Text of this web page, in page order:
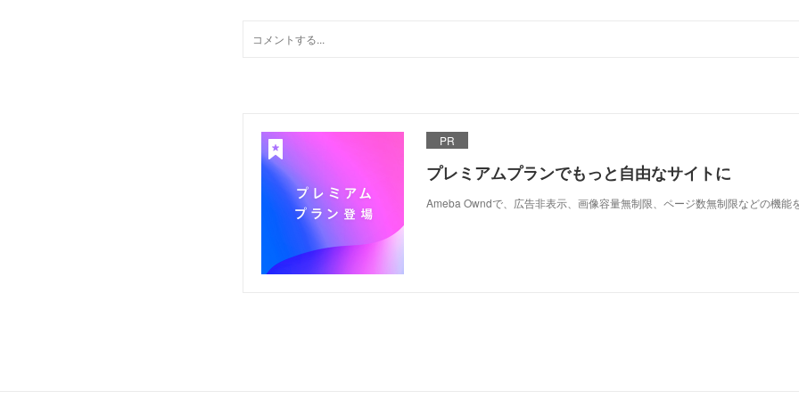
PR
プレミアムプランでもっと自由なサイトに
Ameba Owndで、広告非表示、画像容量無制限、ページ数無制限などの機能